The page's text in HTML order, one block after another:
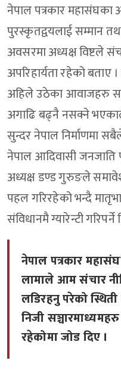
नेपाल पत्रकार महासंघका
पुरस्कृतद्वयलाई सम्मान
अवसरमा अध्यक्ष विष्टले
अपरिहार्यता रहेको
अहिले उठेका आवाजहरु
अगाढि बढ्नै नसक्ने
सुन्दर नेपाल निर्माणमा
नेपाल आदिवासी जनजाति
अध्यक्ष डण्ड गुरुङले
पहल गरिरहेको भन्दै
संविधानमै ग्यारेन्टी गरिपर्ने
नेपाल पत्रकार
लामाले आम संचार
लडिरहनु परेको
निजी
रहेकोमा जोड दिए ।